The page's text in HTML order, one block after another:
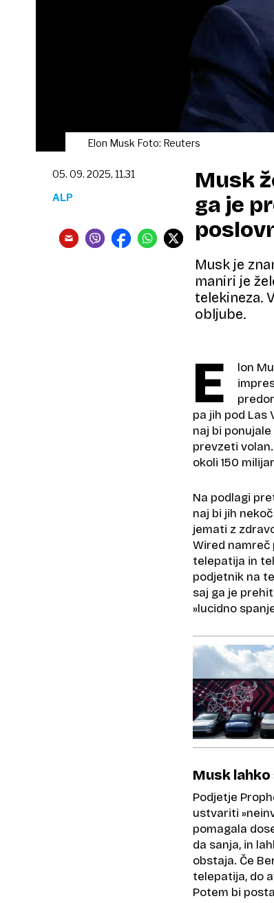
Elon Musk Foto: Reuters
Musk
ga je
Musk je
maniri je
telekineza.
obljube.
05. 09. 2025, 11.31
ALP
E
lon
pa jih pod Las
naj bi
prevzeti
okoli 150
Na podlagi
naj bi jih
jemati z
Wired namreč
telepatija in
podjetnik na
saj ga je
»lucidno
Musk
Podjetje
ustvariti
pomagala
da sanja, in
obstaja. Če
telepatija, do
Potem bi